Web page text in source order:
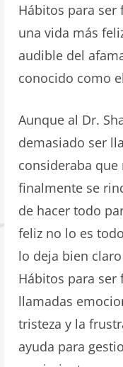
Hábitos para ser
una vida más
audible del
conocido como
Aunque al Dr.
demasiado ser
consideraba
finalmente se
de hacer todo
feliz no lo es
lo deja bien
Hábitos para ser
llamadas
tristeza y la
ayuda para